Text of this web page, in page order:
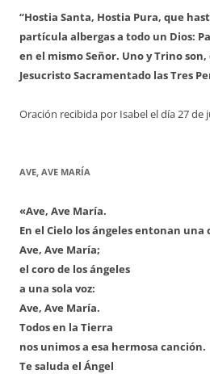
“Hostia Santa, Hostia Pura, que
partícula albergas a todo un Dios:
en el mismo Señor. Uno y Trino
Jesucristo Sacramentado las Tres
Oración recibida por Isabel el día 27 de
AVE, AVE MARÍA
«Ave, Ave María.
En el Cielo los ángeles entonan una
Ave, Ave María;
el coro de los ángeles
a una sola voz:
Ave, Ave María.
Todos en la Tierra
nos unimos a esa hermosa canción.
Te saluda el Ángel